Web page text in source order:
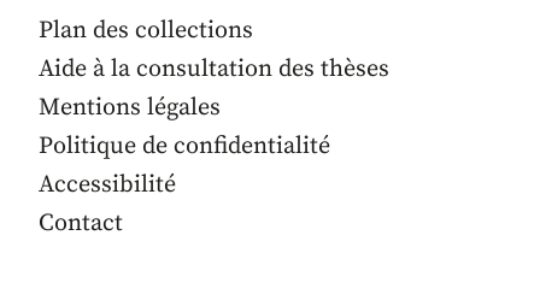
Plan des collections
Aide à la consultation des thèses
Mentions légales
Politique de confidentialité
Accessibilité
Contact